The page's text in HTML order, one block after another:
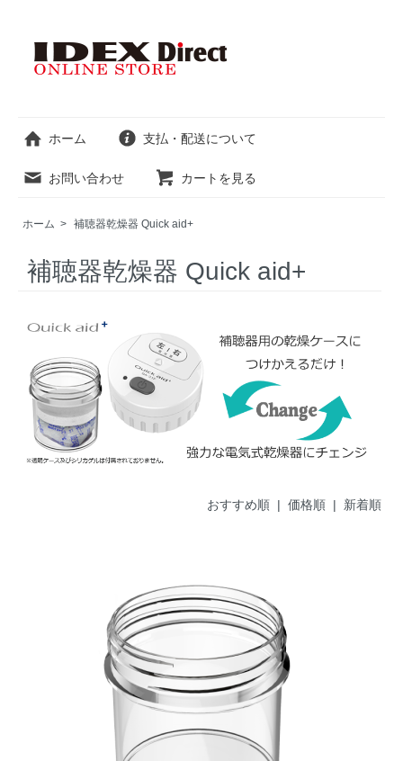
ホーム 支払・配送について
お問い合わせ カートを見る
ホーム > 補聴器乾燥器 Quick aid+
補聴器乾燥器 Quick aid+
おすすめ順| 価格順 | 新着順